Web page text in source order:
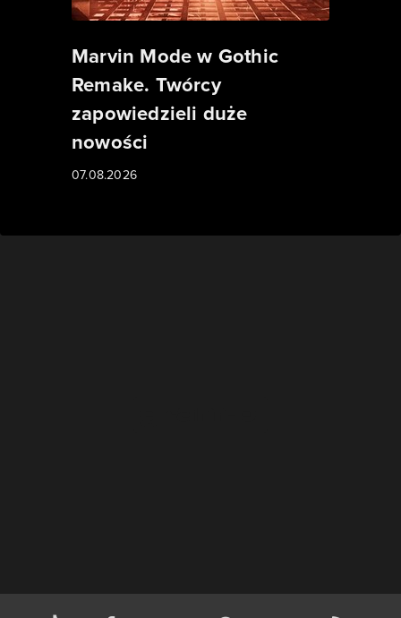
Marvin Mode w Gothic
Remake. Twórcy
zapowiedzieli duże
nowości
07.08.2026